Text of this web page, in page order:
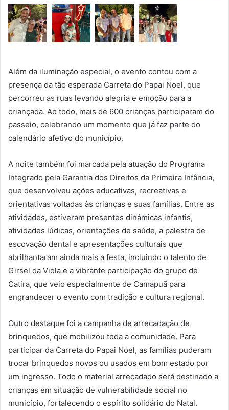
Além da iluminação especial, o evento contou com a
presença da tão esperada Carreta do Papai Noel, que
percorreu as ruas levando alegria e emoção para a
criançada. Ao todo, mais de 600 crianças participaram do
passeio, celebrando um momento que já faz parte do
calendário afetivo do município.
A noite também foi marcada pela atuação do Programa
Integrado pela Garantia dos Direitos da Primeira Infância,
que desenvolveu ações educativas, recreativas e
orientativas voltadas às crianças e suas famílias. Entre as
atividades, estiveram presentes dinâmicas infantis,
atividades lúdicas, orientações de saúde, a palestra de
escovação dental e apresentações culturais que
abrilhantaram ainda mais a festa, incluindo o talento de
Girsel da Viola e a vibrante participação do grupo de
Catira, que veio especialmente de Camapuã para
engrandecer o evento com tradição e cultura regional.
Outro destaque foi a campanha de arrecadação de
brinquedos, que mobilizou toda a comunidade. Para
participar da Carreta do Papai Noel, as famílias puderam
trocar brinquedos novos ou usados em bom estado por
um ingresso. Todo o material arrecadado será destinado a
crianças em situação de vulnerabilidade social no
município, fortalecendo o espírito solidário do Natal.